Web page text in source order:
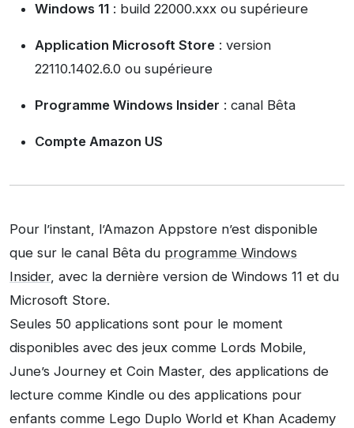
Windows 11 : build 22000.xxx ou supérieure
Application Microsoft Store : version
22110.1402.6.0 ou supérieure
Programme Windows Insider : canal Bêta
Compte Amazon US
Pour l’instant, l’Amazon Appstore n’est disponible
que sur le canal Bêta du programme Windows
Insider, avec la dernière version de Windows 11 et du
Microsoft Store.
Seules 50 applications sont pour le moment
disponibles avec des jeux comme Lords Mobile,
June’s Journey et Coin Master, des applications de
lecture comme Kindle ou des applications pour
enfants comme Lego Duplo World et Khan Academy